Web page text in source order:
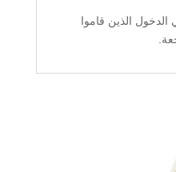
الذين قاموا